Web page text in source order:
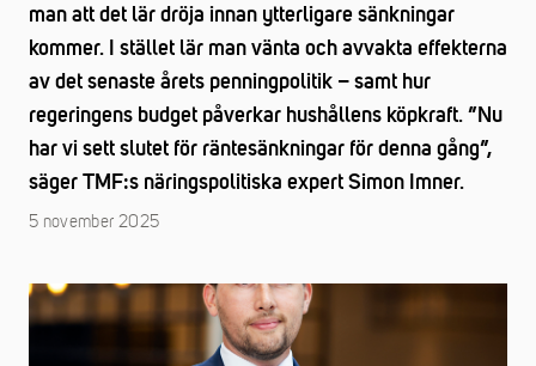
man att det lär dröja innan ytterligare sänkningar
kommer. I stället lär man vänta och avvakta effekterna
av det senaste årets penningpolitik – samt hur
regeringens budget påverkar hushållens köpkraft. ”Nu
har vi sett slutet för räntesänkningar för denna gång”,
säger TMF:s näringspolitiska expert Simon Imner.
5 november 2025